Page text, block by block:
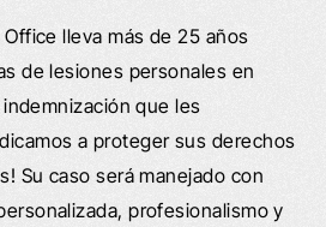
lleva más de 25 años
de lesiones personales en
que les
a proteger sus derechos
Su caso será manejado con
profesionalismo y